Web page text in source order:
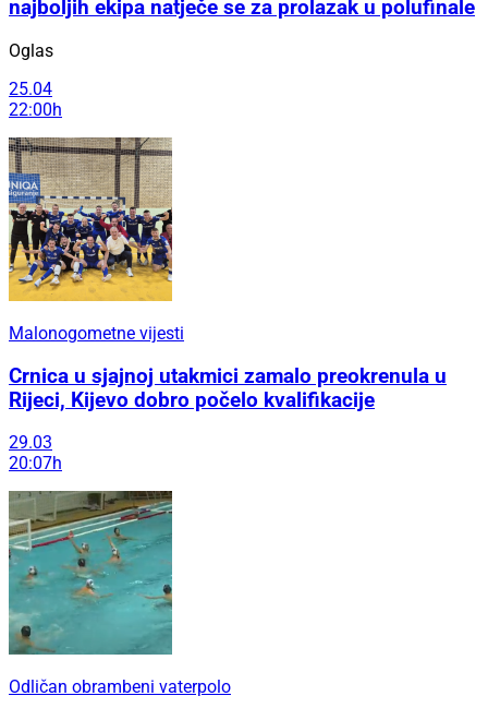
najboljih ekipa natječe se za prolazak u polufinale
Oglas
25.04
22:00h
Malonogometne vijesti
Crnica u sjajnoj utakmici zamalo preokrenula u
Rijeci, Kijevo dobro počelo kvalifikacije
29.03
20:07h
Odličan obrambeni vaterpolo